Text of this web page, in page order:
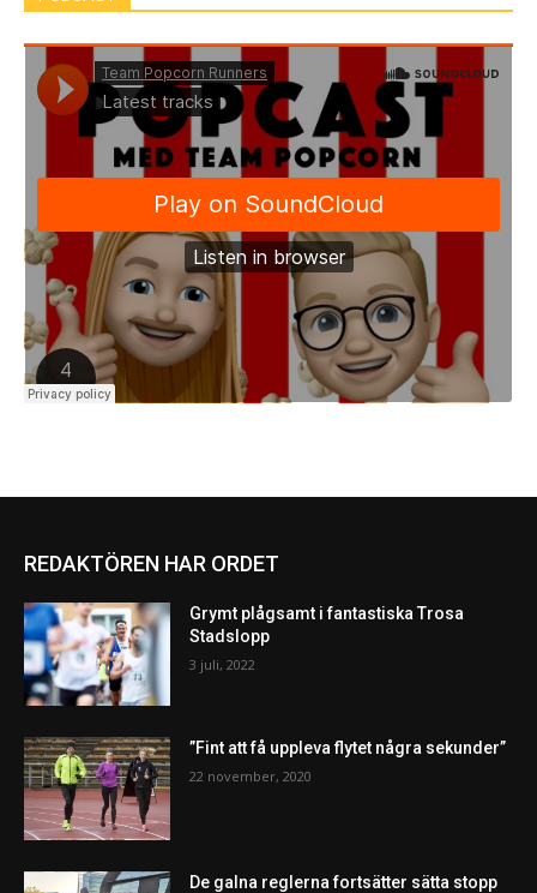
REDAKTÖREN HAR ORDET
Grymt plågsamt i fantastiska Trosa
Stadslopp
3 juli, 2022
”Fint att få uppleva flytet några sekunder”
22 november, 2020
De galna reglerna fortsätter sätta stopp